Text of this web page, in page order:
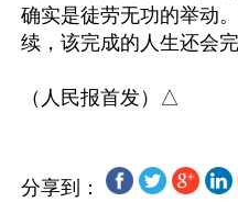
确实是徒劳无功的举动
续，该完成的人生还会
分享到：